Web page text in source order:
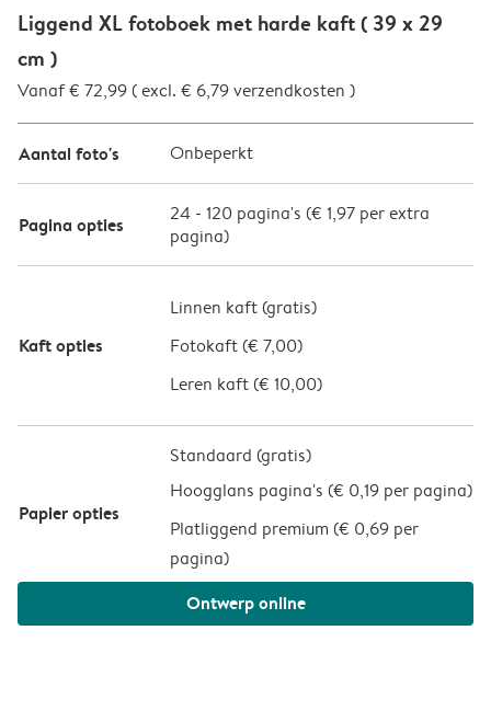
Liggend XL fotoboek met harde kaft ( 39 x 29
cm )
Vanaf € 72,99 ( excl. € 6,79 verzendkosten )
Aantal foto's Onbeperkt
Pagina opties 24 - 120 pagina's (€ 1,97 per extra
pagina)
Kaft opties
Linnen kaft (gratis)
Fotokaft (€ 7,00)
Leren kaft (€ 10,00)
Papier opties
Standaard (gratis)
Hoogglans pagina's (€ 0,19 per pagina)
Platliggend premium (€ 0,69 per
pagina)
Ontwerp online